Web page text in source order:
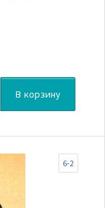
В корзину
6-2